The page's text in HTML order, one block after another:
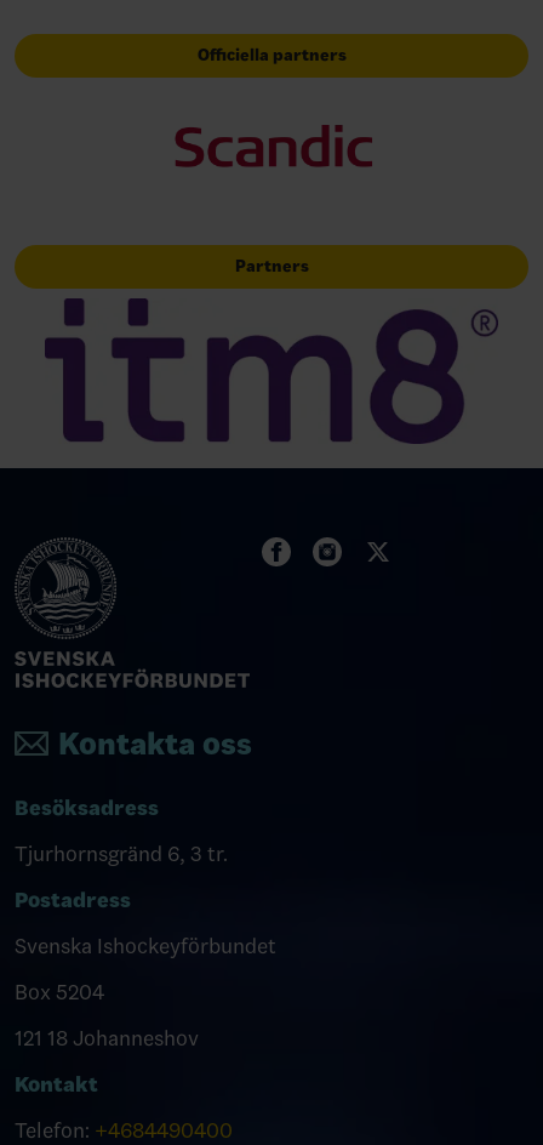
Officiella partners
Partners
Kontakta oss
Besöksadress
Tjurhornsgränd 6, 3 tr.
Postadress
Svenska Ishockeyförbundet
Box 5204
121 18 Johanneshov
Kontakt
Telefon: +4684490400